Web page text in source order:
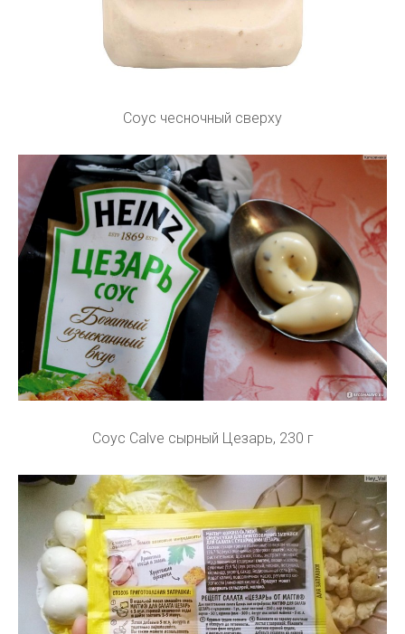
Соус чесночный сверху
Соус Calve сырный Цезарь, 230 г